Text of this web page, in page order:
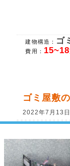
建物構造： ゴ
費用： 15~18
ゴミ屋敷
2022年7月13日